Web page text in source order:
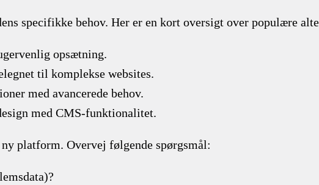
specifikke behov. Her er en kort oversigt over populære
opsætning.
til komplekse websites.
med avancerede behov.
med CMS-funktionalitet.
platform. Overvej følgende spørgsmål: